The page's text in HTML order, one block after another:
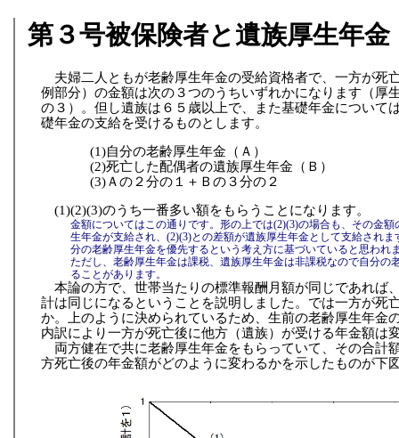
第３号被保険者と遺族厚生年金
夫婦二人ともが老齢厚生年金の受給資格者で、一方が死
例部分）の金額は次の３つのうちいずれかになります（厚
の３）。但し遺族は６５歳以上で、また基礎年金について
礎年金の支給を受けるものとします。
(1)自分の老齢厚生年金（Ａ）
(2)死亡した配偶者の遺族厚生年金（Ｂ）
(3)Ａの２分の１＋Ｂの３分の２
(1)(2)(3)のうち一番多い額をもらうことになります。
金額についてはこの通りです。形の上では(2)(3)の場合も、その金
生年金が支給され、(2)(3)との差額が遺族厚生年金として支給され
分の老齢厚生年金を優先するという考え方に基づいていると思われ
ただし、老齢厚生年金は課税、遺族厚生年金は非課税なので自分の
ることがあります。
本論の方で、世帯当たりの標準報酬月額が同じであれば
計は同じになるということを説明しました。では一方が死
か。上のように決められているため、生前の老齢厚生年金
内訳により一方が死亡後に他方（遺族）が受ける年金額は
両方健在で共に老齢厚生年金をもらっていて、その合計
方死亡後の年金額がどのように変わるかを示したものが下